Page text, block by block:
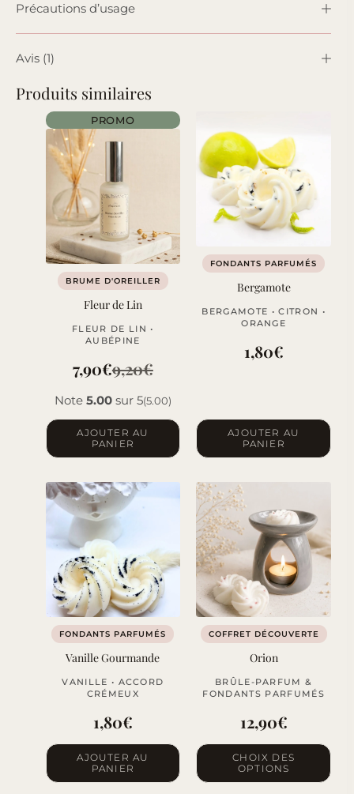
Précautions d’usage
Avis (1)
Produits similaires
PROMO
BRUME D'OREILLER
Fleur de Lin
FLEUR DE LIN •
AUBÉPINE
9,20€
Le
prix
initial
était :
9,20€.
7,90€
Le
prix
actuel
est :
7,90€.
Note 5.00sur 5(5.00)
AJOUTER AU
PANIER
FONDANTS PARFUMÉS
Bergamote
BERGAMOTE • CITRON •
ORANGE
1,80€
AJOUTER AU
PANIER
FONDANTS PARFUMÉS
Vanille Gourmande
VANILLE • ACCORD
CRÉMEUX
1,80€
AJOUTER AU
PANIER
COFFRET DÉCOUVERTE
Orion
BRÛLE-PARFUM &
FONDANTS PARFUMÉS
12,90€
CHOIX DES
OPTIONS
Ce
produit